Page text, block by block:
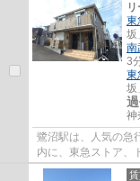
東
坂
南
3
東
坂
神
鷺沼駅は、人気の急
内に、東急ストア、
のお買い物に便利で